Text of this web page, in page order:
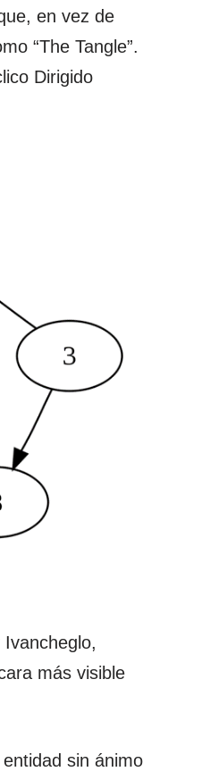
en vez de
“The Tangle”.
Dirigido
más visible
sin ánimo